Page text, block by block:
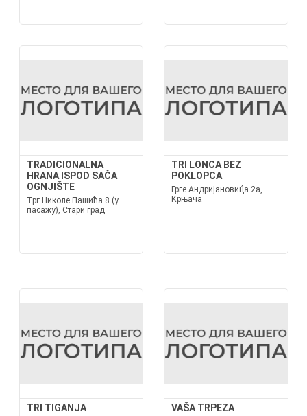
TRADICIONALNA
HRANA ISPOD SAČA
OGNJIŠTE
Трг Николе Пашића 8 (у
пасажу), Стари град
TRI LONCA BEZ
POKLOPCA
Грге Андријановиц́а 2а,
Крњача
TRI TIGANJA VAŠA TRPEZA